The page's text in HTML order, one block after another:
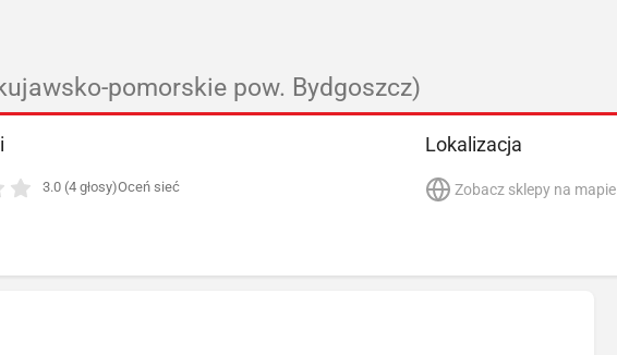
pomorskie pow. Bydgoszcz)
3.0 (4 głosy)Oceń sieć
Lokalizacja
Zobacz sklepy na mapie